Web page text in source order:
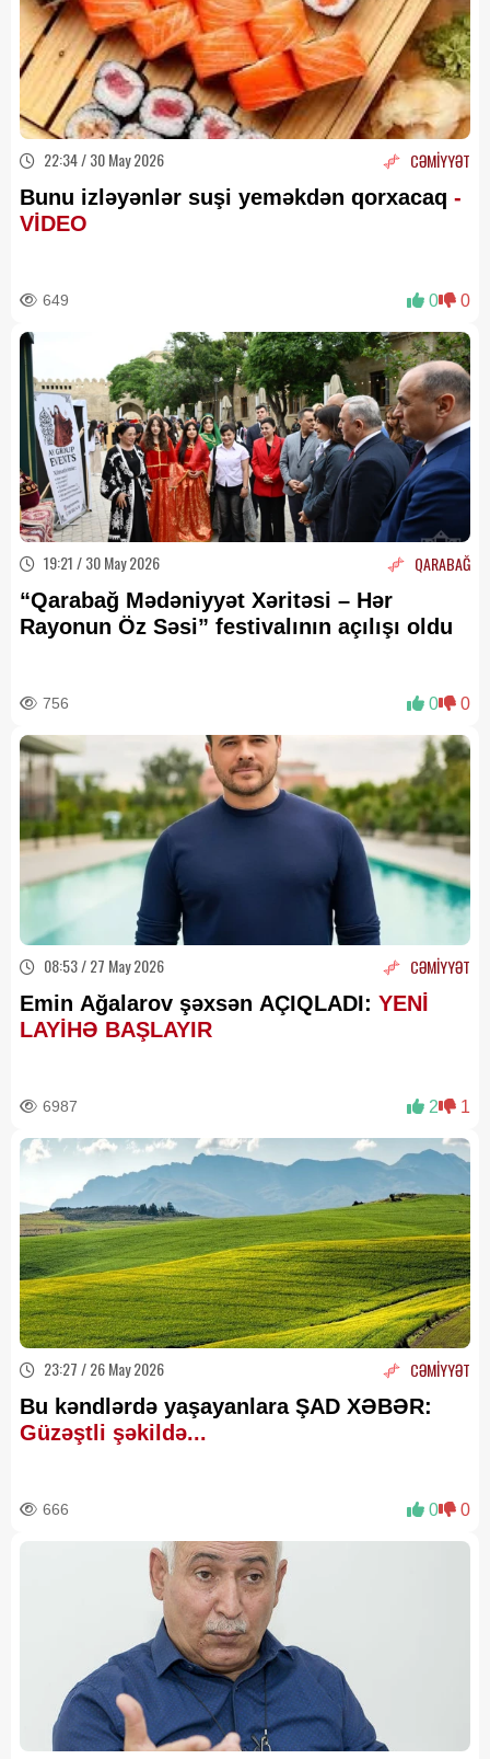
22:34 / 30 May 2026 CƏMİYYƏT
Bunu izləyənlər suşi yeməkdən qorxacaq -
VİDEO
649 0 0
19:21 / 30 May 2026 QARABAĞ
“Qarabağ Mədəniyyət Xəritəsi – Hər
Rayonun Öz Səsi” festivalının açılışı oldu
756 0 0
08:53 / 27 May 2026 CƏMİYYƏT
Emin Ağalarov şəxsən AÇIQLADI: YENİ
LAYİHƏ BAŞLAYIR
6987 2 1
23:27 / 26 May 2026 CƏMİYYƏT
Bu kəndlərdə yaşayanlara ŞAD XƏBƏR:
Güzəştli şəkildə...
666 0 0